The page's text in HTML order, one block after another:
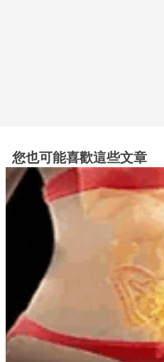
您也可能喜歡這些文章